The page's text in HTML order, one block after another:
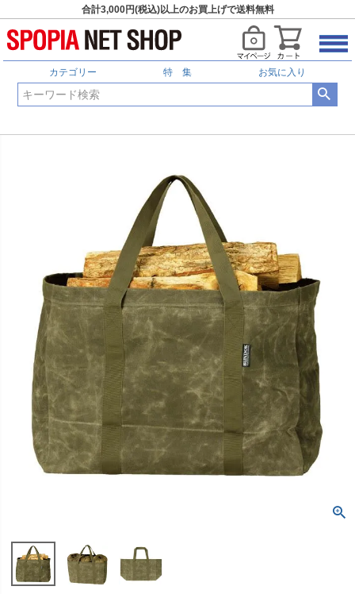
合計3,000円(税込)以上のお買上げで送料無料
カテゴリー 特 集 お気に入り